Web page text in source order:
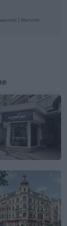
| Warunki